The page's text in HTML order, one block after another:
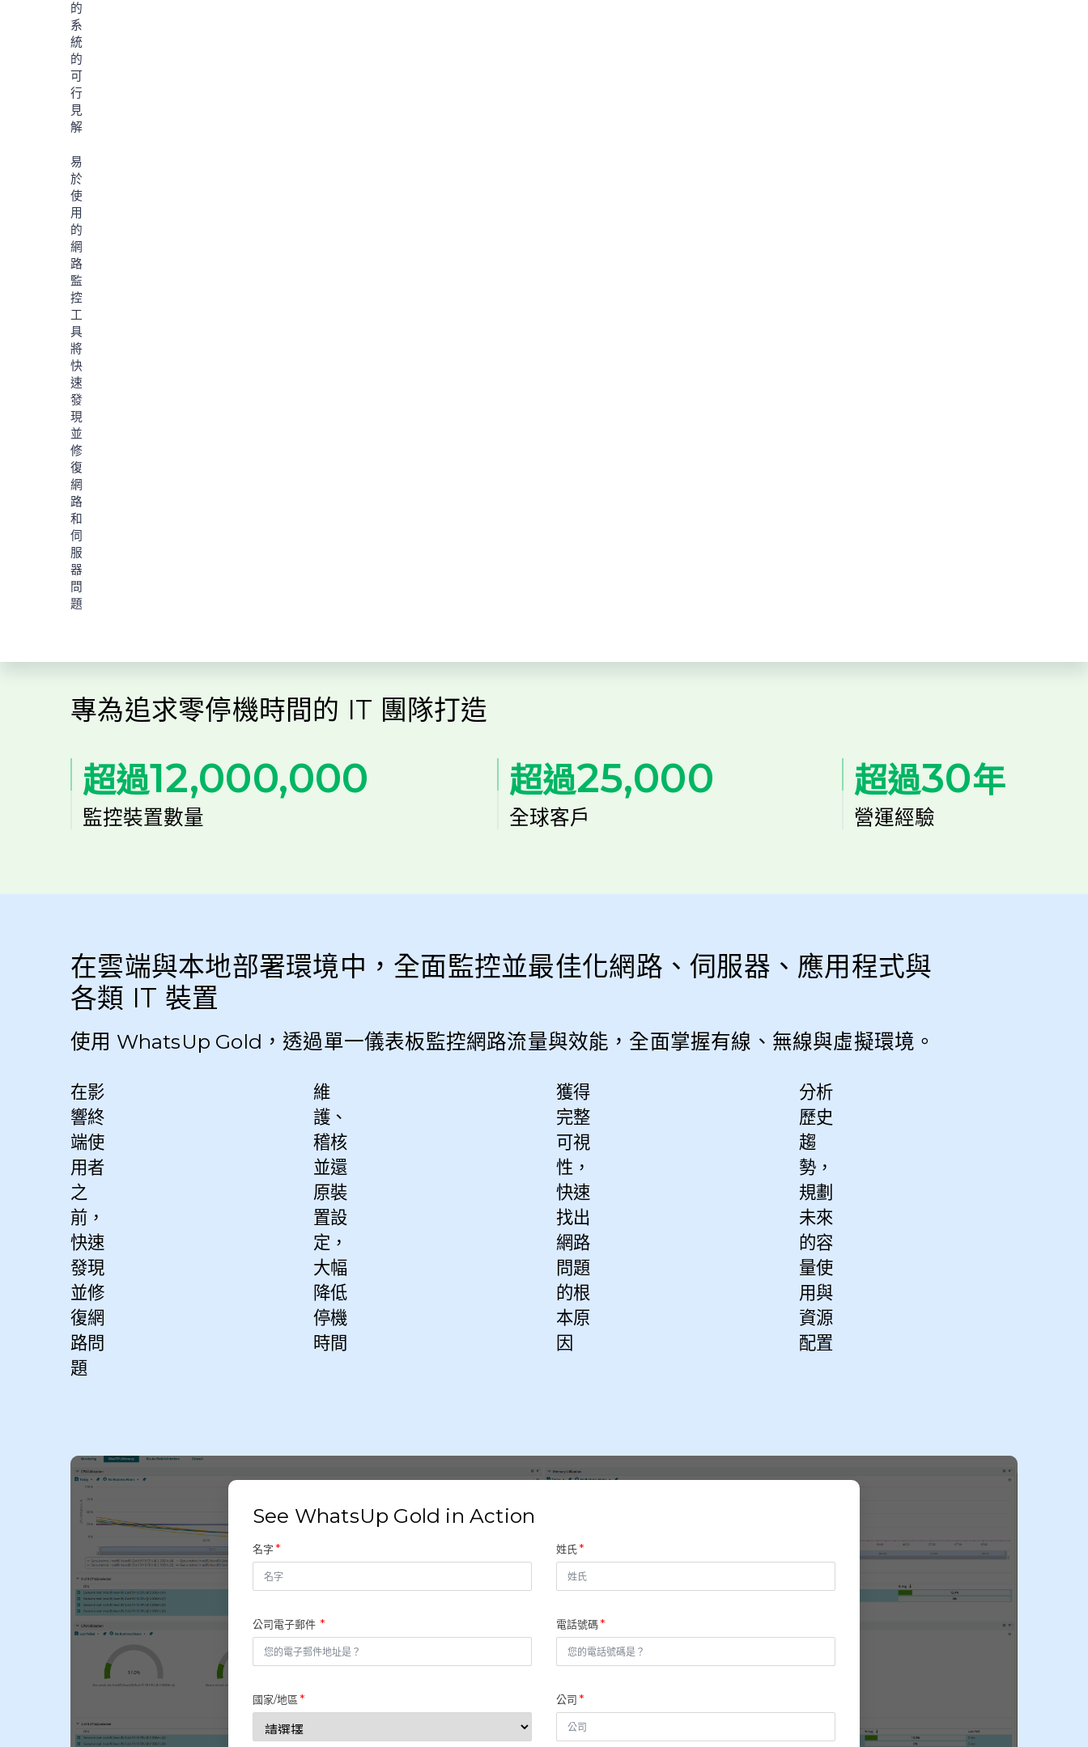
的
系
統
的
可
行
見
解
易
於
使
用
的
網
路
監
控
工
具
將
快
速
發
現
並
修
復
網
路
和
伺
服
器
問
題
專為追求零停機時間的 IT 團隊打造
超過12,000,000
監控裝置數量
超過25,000
全球客戶
超過30年
營運經驗
在雲端與本地部署環境中，全面監控並最佳化網路、伺服器、應用程式與
各類 IT 裝置
使用 WhatsUp Gold，透過單一儀表板監控網路流量與效能，全面掌握有線、無線與虛擬環境。
在影
響終
端使
用者
之
前，
快速
發現
並修
復網
路問
題
維
護、
稽核
並還
原裝
置設
定，
大幅
降低
停機
時間
獲得
完整
可視
性，
快速
找出
網路
問題
的根
本原
因
分析
歷史
趨
勢，
規劃
未來
的容
量使
用與
資源
配置
See WhatsUp Gold in Action
名字 姓氏
公司電子郵件 電話號碼
國家/地區 公司